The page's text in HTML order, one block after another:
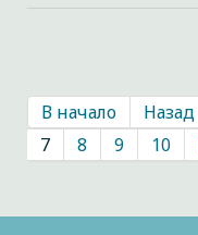
В начало
Назад
7
8 9 10